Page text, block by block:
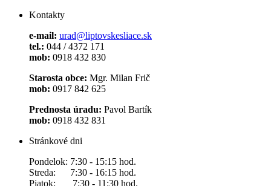
Kontakty
e-mail: urad@liptovskesliace.sk
tel.: 044 / 4372 171
mob: 0918 432 830
Starosta obce: Mgr. Milan Frič
mob: 0917 842 625
Prednosta úradu: Pavol Bartík
mob: 0918 432 831
Stránkové dni
Pondelok: 7:30 - 15:15 hod.
Streda: 7:30 - 16:15 hod.
Piatok: 7:30 - 11:30 hod.